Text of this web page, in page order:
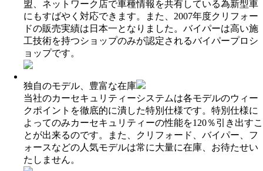
盟、ネットワーク店で車種情報を共有している為新型車
にもすばやく対応できます。また、2007年度クリフォー
ドの販売実績は日本一となりました。バイパーは高い施
工技術を持つショップのみが認定されるバイパープロシ
ョップです。
独自のモデル、豊富な在庫
当社のカーセキュリティーシステムは各モデルのウィー
クポイントを徹底的に潰した特別仕様です。特別仕様に
よってのみカーセキュリティーの性能を120％引き出すこ
とが出来るのです。また、クリフォード、バイパー、フ
ォースなどの人気モデルは常に大量に在庫、お待たせい
たしません。